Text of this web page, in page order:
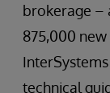
brokerage –
875,000
technical